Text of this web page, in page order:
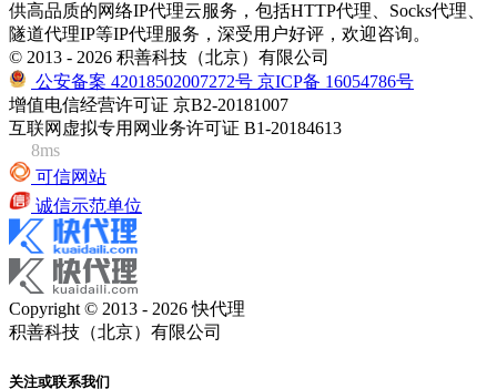
供高品质的网络IP代理云服务，包括HTTP代理、Socks代理、
隧道代理IP等IP代理服务，深受用户好评，欢迎咨询。
© 2013 - 2026 积善科技（北京）有限公司
公安备案 42018502007272号 京ICP备 16054786号
增值电信经营许可证 京B2-20181007
互联网虚拟专用网业务许可证 B1-20184613
8ms
可信网站
诚信示范单位
Copyright © 2013 - 2026 快代理
积善科技（北京）有限公司
关注或联系我们